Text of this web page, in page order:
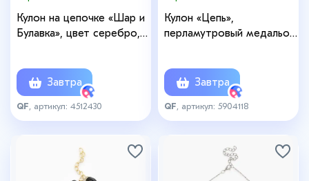
Кулон на цепочке «Шар и
Булавка», цвет серебро,
Завтра
QF , артикул: 4512430
Кулон «Цепь»,
перламутровый медальон,
Завтра
QF , артикул: 5904118